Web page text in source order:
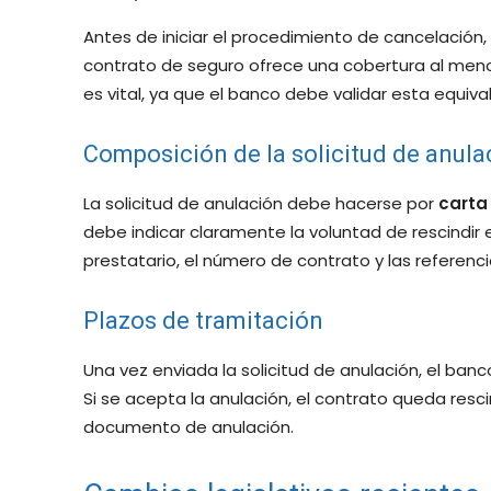
Antes de iniciar el procedimiento de
contrato de seguro ofrece una cobertura al
es vital, ya que el banco debe validar esta
Composición de la solicitud de
La solicitud de anulación debe hacerse por carta
debe indicar claramente la voluntad de
prestatario, el número de contrato y las
Plazos de tramitación
Una vez enviada la solicitud de anulación, el
Si se acepta la anulación, el contrato queda
documento de anulación.